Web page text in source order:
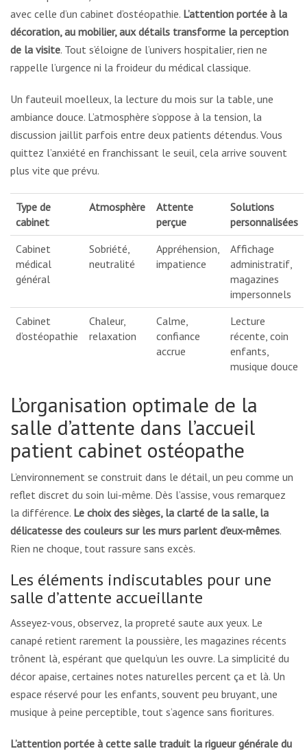
avec celle d’un cabinet d’ostéopathie. L’attention portée à la
décoration, au mobilier, aux détails transforme la perception
de la visite. Tout s’éloigne de l’univers hospitalier, rien ne
rappelle l’urgence ni la froideur du médical classique.
Un fauteuil moelleux, la lecture du mois sur la table, une
ambiance douce. L’atmosphère s’oppose à la tension, la
discussion jaillit parfois entre deux patients détendus. Vous
quittez l’anxiété en franchissant le seuil, cela arrive souvent
plus vite que prévu.
Type de
cabinet
Atmosphère
Attente
perçue
Solutions
personnalisées
Cabinet
médical
général
Sobriété,
neutralité
Appréhension,
impatience
Affichage
administratif,
magazines
impersonnels
Cabinet
d’ostéopathie
Chaleur,
relaxation
Calme,
confiance
accrue
Lecture
récente, coin
enfants,
musique douce
L’organisation optimale de la
salle d’attente dans l’accueil
patient cabinet ostéopathe
L’environnement se construit dans le détail, un peu comme un
reflet discret du soin lui-même. Dès l’assise, vous remarquez
la différence. Le choix des sièges, la clarté de la salle, la
délicatesse des couleurs sur les murs parlent d’eux-mêmes.
Rien ne choque, tout rassure sans excès.
Les éléments indiscutables pour une
salle d’attente accueillante
Asseyez-vous, observez, la propreté saute aux yeux. Le
canapé retient rarement la poussière, les magazines récents
trônent là, espérant que quelqu’un les ouvre. La simplicité du
décor apaise, certaines notes naturelles percent ça et là. Un
espace réservé pour les enfants, souvent peu bruyant, une
musique à peine perceptible, tout s’agence sans fioritures.
L’attention portée à cette salle traduit la rigueur générale du